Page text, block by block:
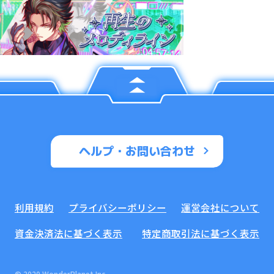
ヘルプ・お問い合わせ
利用規約 プライバシーポリシー
運営会社について
資金決済法に基づく表示
特定商取引法に基づく表示